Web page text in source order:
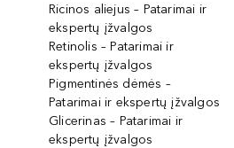
Ricinos aliejus – Patarimai ir
ekspertų įžvalgos
Retinolis – Patarimai ir
ekspertų įžvalgos
Pigmentinės dėmės –
Patarimai ir ekspertų įžvalgos
Glicerinas – Patarimai ir
ekspertų įžvalgos